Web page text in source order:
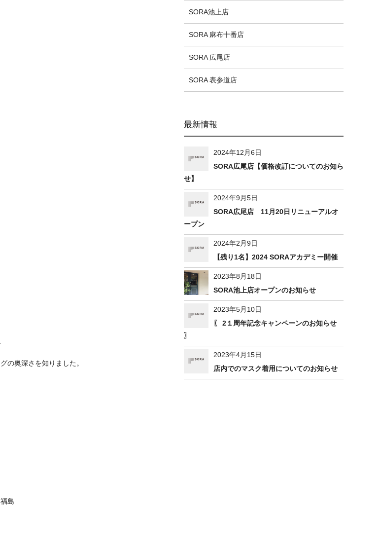
の奥深さを知りました。
SORA池上店
SORA 麻布十番店
SORA 広尾店
SORA 表参道店
最新情報
2024年12月6日
SORA広尾店【価格改訂についてのお知ら
せ】
2024年9月5日
SORA広尾店 11月20日リニューアルオ
ープン
2024年2月9日
【残り1名】2024 SORAアカデミー開催
2023年8月18日
SORA池上店オープンのお知らせ
2023年5月10日
〖 2１周年記念キャンペーンのお知らせ
〗
2023年4月15日
店内でのマスク着用についてのお知らせ